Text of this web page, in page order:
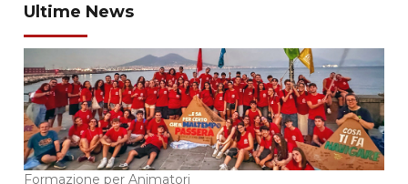
Ultime News
Formazione per Animatori